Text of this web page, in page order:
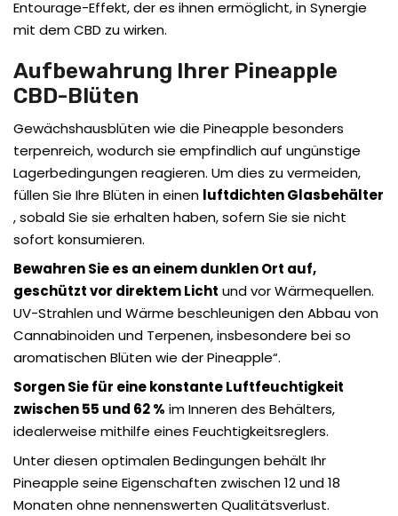
Entourage-Effekt, der es ihnen ermöglicht,in Synergie
mit dem CBD zu wirken.
Aufbewahrung Ihrer Pineapple
CBD-Blüten
Gewächshausblüten wie die Pineapple besonders
terpenreich, wodurch sie empfindlich auf ungünstige
Lagerbedingungen reagieren. Um dies zu vermeiden,
füllen Sie Ihre Blüten in einen luftdichten Glasbehälter
, sobald Sie sie erhalten haben, sofern Sie sie nicht
sofort konsumieren.
Bewahren Sie es an einem dunklen Ort auf,
geschützt vor direktem Licht und vor Wärmequellen.
UV-Strahlen und Wärme beschleunigen den Abbau von
Cannabinoiden und Terpenen, insbesondere bei so
aromatischen Blüten wie der Pineapple“.
Sorgen Sie für eine konstante Luftfeuchtigkeit
zwischen 55 und 62 % im Inneren des Behälters,
idealerweise mithilfe eines Feuchtigkeitsreglers.
Unter diesen optimalen Bedingungen behält Ihr
Pineapple seine Eigenschaften zwischen 12 und 18
Monaten ohne nennenswerten Qualitätsverlust.